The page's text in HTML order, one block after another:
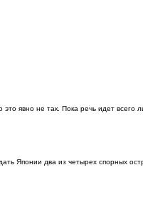
явно не так. Пока речь идет всего
Японии два из четырех спорных